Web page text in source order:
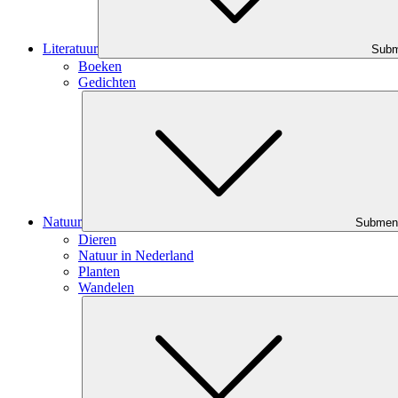
Literatuur
Boeken
Gedichten
Natuur
Dieren
Natuur in Nederland
Planten
Wandelen